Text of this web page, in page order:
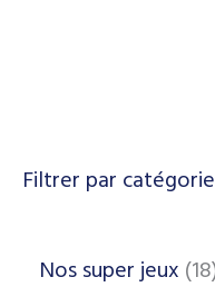
Filtrer par catégorie
Nos super jeux 18